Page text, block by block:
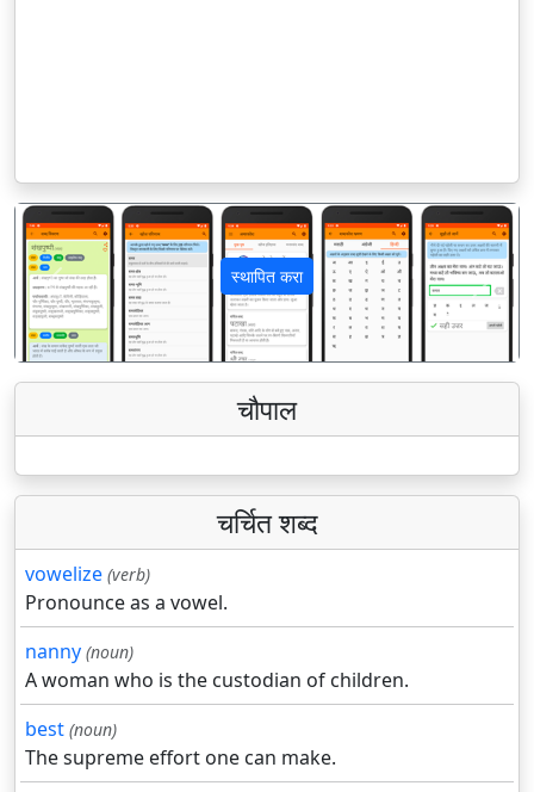
स्थापित करा
पिछला अगला
चौपाल
चर्चित शब्द
vowelize (verb)
Pronounce as a vowel.
nanny (noun)
A woman who is the custodian of children.
best (noun)
The supreme effort one can make.